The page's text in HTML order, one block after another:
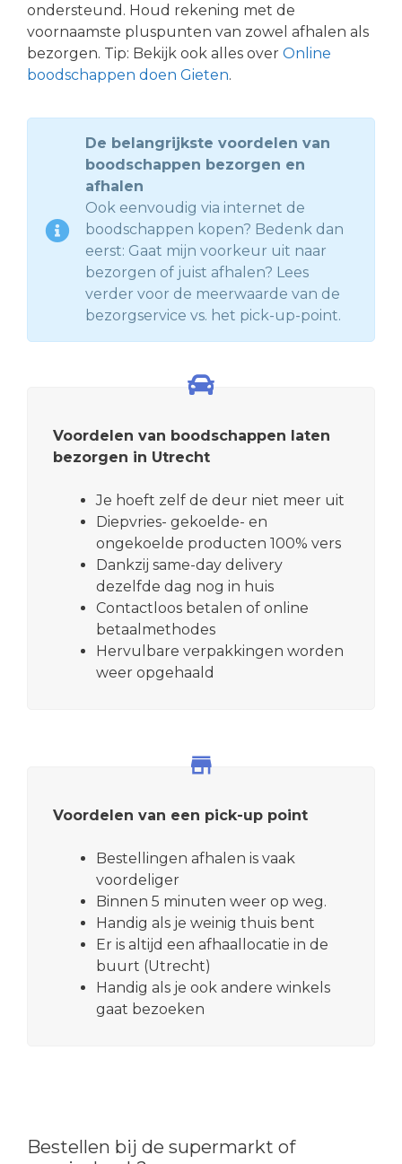
ondersteund. Houd rekening met de
voornaamste pluspunten van zowel afhalen als
bezorgen. Tip: Bekijk ook alles over Online
boodschappen doen Gieten.
De belangrijkste voordelen van
boodschappen bezorgen en
afhalen
Ook eenvoudig via internet de
boodschappen kopen? Bedenk dan
eerst: Gaat mijn voorkeur uit naar
bezorgen of juist afhalen? Lees
verder voor de meerwaarde van de
bezorgservice vs. het pick-up-point.
Voordelen van boodschappen laten
bezorgen in Utrecht
Je hoeft zelf de deur niet meer uit
Diepvries- gekoelde- en
ongekoelde producten 100% vers
Dankzij same-day delivery
dezelfde dag nog in huis
Contactloos betalen of online
betaalmethodes
Hervulbare verpakkingen worden
weer opgehaald
Voordelen van een pick-up point
Bestellingen afhalen is vaak
voordeliger
Binnen 5 minuten weer op weg.
Handig als je weinig thuis bent
Er is altijd een afhaallocatie in de
buurt (Utrecht)
Handig als je ook andere winkels
gaat bezoeken
Bestellen bij de supermarkt of